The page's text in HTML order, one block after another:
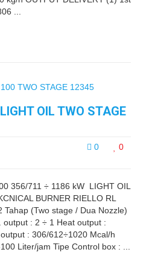
...
OIL TWO STAGE
0 0
356/711 ÷ 1186 kW LIGHT OIL
BURNER RIELLO RL
Tahap (Two stage / Dua Nozzle)
output : 2 ÷ 1 Heat output :
: 306/612÷1020 Mcal/h
Liter/jam Tipe Control box : ...